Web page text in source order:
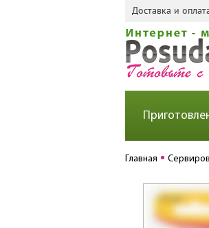
Доставка и
Главная